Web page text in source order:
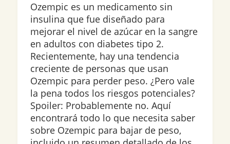
Ozempic es un medicamento sin
insulina que fue diseñado para
mejorar el nivel de azúcar en la sangre
en adultos con diabetes tipo 2.
Recientemente, hay una tendencia
creciente de personas que usan
Ozempic para perder peso. ¿Pero vale
la pena todos los riesgos potenciales?
Spoiler: Probablemente no. Aquí
encontrará todo lo que necesita saber
sobre Ozempic para bajar de peso,